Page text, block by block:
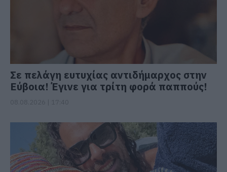
Σε πελάγη ευτυχίας αντιδήμαρχος στην
Εύβοια! Έγινε για τρίτη φορά παππούς!